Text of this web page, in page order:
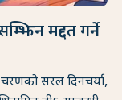
मद्दत गर्ने
सरल दिनचर्या,